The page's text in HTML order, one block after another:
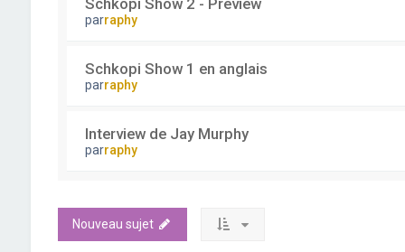
Schkopi Show 2 - Preview
parraphy
Schkopi Show 1 en anglais
parraphy
Interview de Jay Murphy
parraphy
Nouveau sujet